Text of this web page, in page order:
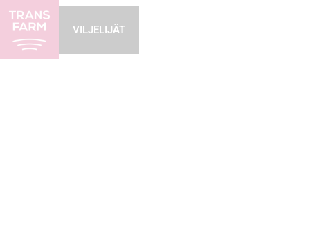
VILJELIJÄT